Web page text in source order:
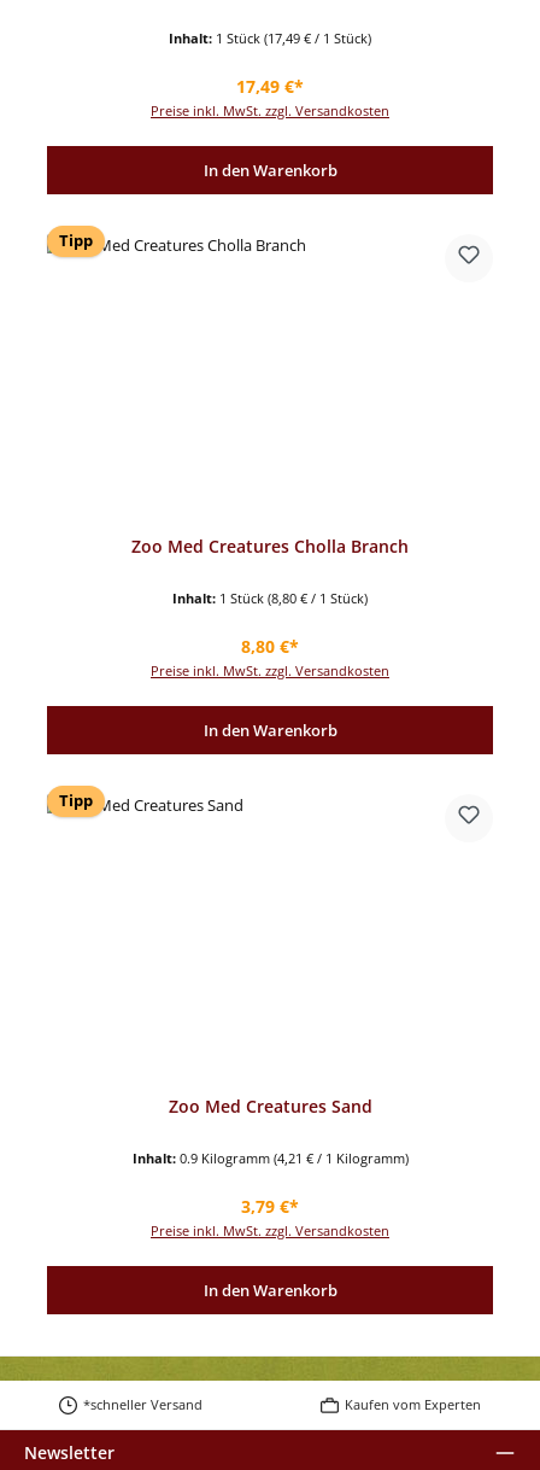
Inhalt: 1 Stück (17,49 € / 1 Stück)
Regulärer Preis:
17,49 €*
Preise inkl. MwSt. zzgl. Versandkosten
In den Warenkorb
Tipp
Zoo Med Creatures Cholla Branch
Inhalt: 1 Stück (8,80 € / 1 Stück)
Regulärer Preis:
8,80 €*
Preise inkl. MwSt. zzgl. Versandkosten
In den Warenkorb
Tipp
Zoo Med Creatures Sand
Inhalt: 0.9 Kilogramm (4,21 € / 1 Kilogramm)
Regulärer Preis:
3,79 €*
Preise inkl. MwSt. zzgl. Versandkosten
In den Warenkorb
*schneller Versand Kaufen vom Experten
Newsletter